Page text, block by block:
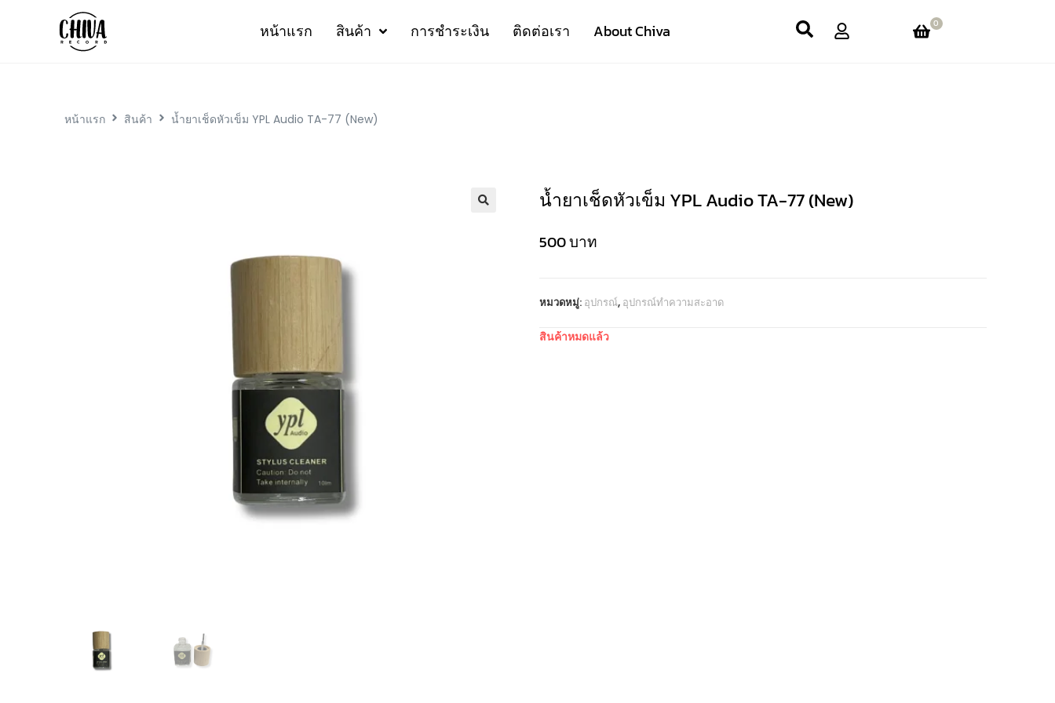
หน้าแรก สินค้า การชำระเงิน ติดต่อเรา About Chiva 0
หน้าแรก สินค้า น้ำยาเช็ดหัวเข็ม YPL Audio TA-77 (New)
น้ำยาเช็ดหัวเข็ม YPL Audio TA-77 (New)
500บาท
หมวดหมู่: อุปกรณ์, อุปกรณ์ทำความสะอาด
สินค้าหมดแล้ว